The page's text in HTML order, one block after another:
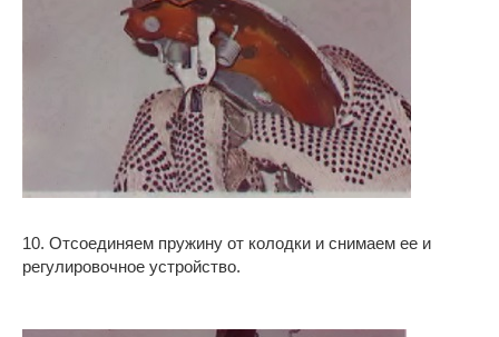
10. Отсоединяем пружину от колодки и снимаем ее и
регулировочное устройство.